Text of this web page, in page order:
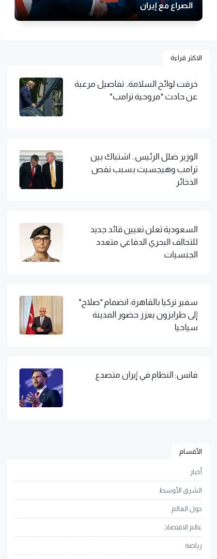
الصراع مع إيران
الاكثر قراءة
خرقت لوائح السلامة.. تفاصيل مرعبة
عن حادث "مروحية ترامب"
الوزير ضلل الرئيس.. اشتباك بين
ترامب وهيجسيث بسبب نقص
الذخائر
السعودية تعلن تعيين قائد جديد
للتحالف البحري الدفاعي متعدد
الجنسيات
سفير تركيا بالقاهرة: انضمام "صلاح"
إلى طرابزون يعزز حضور المدينة
سياحيا
فانس: النظام في إيران متصدع
الأقسام
أخبار
الشرق الأوسط
حول العالم
عالم الاقتصاد
رياضة